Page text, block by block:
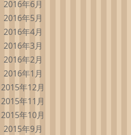
2016年6月
2016年5月
2016年4月
2016年3月
2016年2月
2016年1月
2015年12月
2015年11月
2015年10月
2015年9月